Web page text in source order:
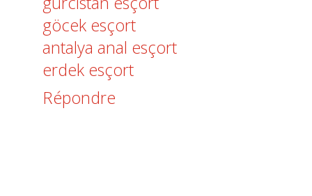
göcek esçort
antalya anal esçort
erdek esçort
Répondre